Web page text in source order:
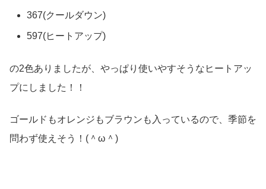
367(クールダウン)
597(ヒートアップ)
の2色ありましたが、やっぱり使いやすそうなヒートアッ
プにしました！！
ゴールドもオレンジもブラウンも入っているので、季節を
問わず使えそう！(＾ω＾)